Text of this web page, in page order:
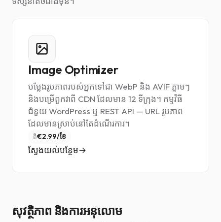
Image Optimizer
បម្លែងរូបភាពរបស់អ្នកទៅជា WebP និង AVIF ភ្លាមៗ
និងបម្រើពួកវាពី CDN ដែលមាន 12 ទីក្រុង។ កម្មវិធី
ជំនួយ WordPress ឬ REST API — URL រូបភាព
ដែលមានស្រាប់នៅតែដំណើរការ។
ពី€2.99/ខែ
ស្វែងយល់បន្ថែម
សុវត្ថិភាព និងការអនុលោម